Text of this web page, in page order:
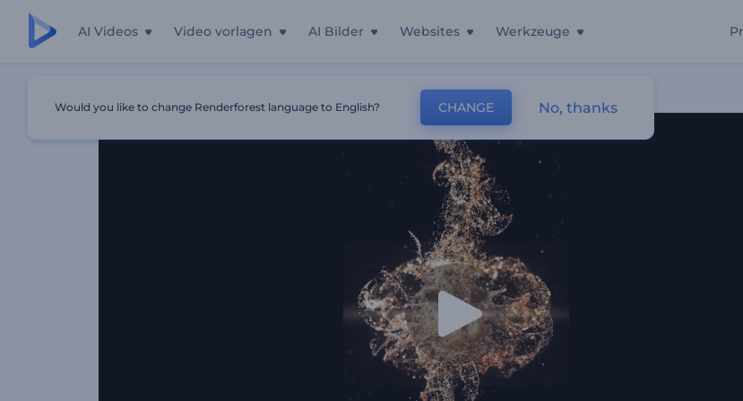
AI Videos Video vorlagen AI Bilder Websites Werkzeuge
Would you like to change Renderforest language to English? CHANGE No, thanks